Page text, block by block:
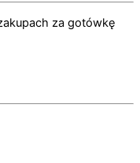
za gotówkę